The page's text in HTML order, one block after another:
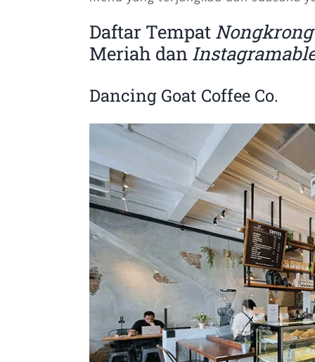
Daftar Tempat Nongkrong
Meriah dan
Dancing Goat Coffee Co.